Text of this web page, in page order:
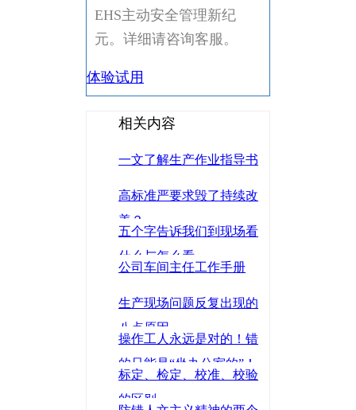
EHS主动安全管理新纪
元。详细请咨询客服。
体验试用
相关内容
一文了解生产作业指导书
高标准严要求毁了持续改
善？
五个字告诉我们到现场看
什么与怎么看
公司车间主任工作手册
生产现场问题反复出现的
八点原因
操作工人永远是对的！错
的只能是“坐办公室的”！
标定、检定、校准、校验
的区别